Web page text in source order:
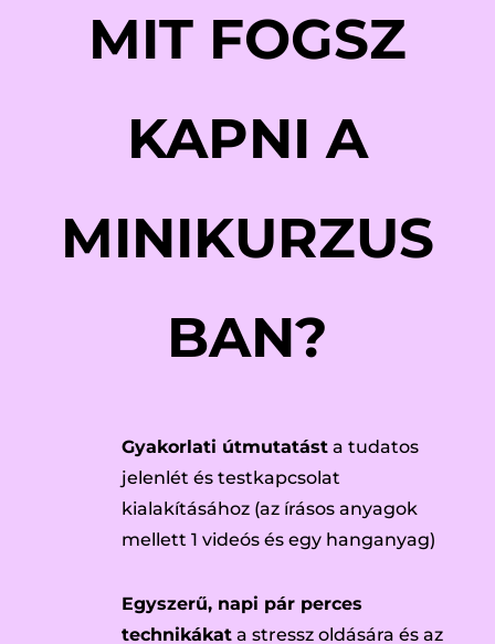
MIT FOGSZ
KAPNI A
MINIKURZUS
BAN?
Gyakorlati útmutatásta tudatos
jelenlét és testkapcsolat
kialakításához (az írásos anyagok
mellett 1 videós és egy hanganyag)
Egyszerű, napi pár perces
technikákata stressz oldására és az